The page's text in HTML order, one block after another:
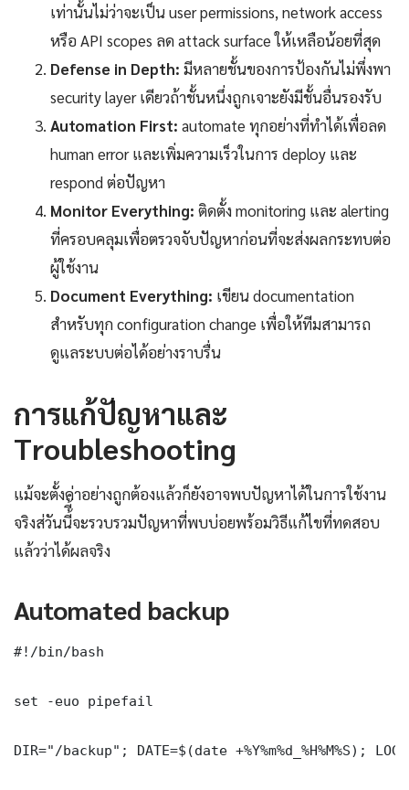
เท่านั้นไม่ว่าจะเป็น user permissions, network access
หรือ API scopes ลด attack surface ให้เหลือน้อยที่สุด
Defense in Depth: มีหลายชั้นของการป้องกันไม่พึ่งพา
security layer เดียวถ้าชั้นหนึ่งถูกเจาะยังมีชั้นอื่นรองรับ
Automation First: automate ทุกอย่างที่ทำได้เพื่อลด
human error และเพิ่มความเร็วในการ deploy และ
respond ต่อปัญหา
Monitor Everything: ติดตั้ง monitoring และ alerting
ที่ครอบคลุมเพื่อตรวจจับปัญหาก่อนที่จะส่งผลกระทบต่อ
ผู้ใช้งาน
Document Everything: เขียน documentation
สำหรับทุก configuration change เพื่อให้ทีมสามารถ
ดูแลระบบต่อได้อย่างราบรื่น
การแก้ปัญหาและ
Troubleshooting
แม้จะตั้งค่าอย่างถูกต้องแล้วก็ยังอาจพบปัญหาได้ในการใช้งาน
จริงส่วันนี้ี้จะรวบรวมปัญหาที่พบบ่อยพร้อมวิธีแก้ไขที่ทดสอบ
แล้วว่าได้ผลจริง
Automated backup
#!/bin/bash
set -euo pipefail
DIR="/backup"; DATE=$(date +%Y%m%d_%H%M%S);